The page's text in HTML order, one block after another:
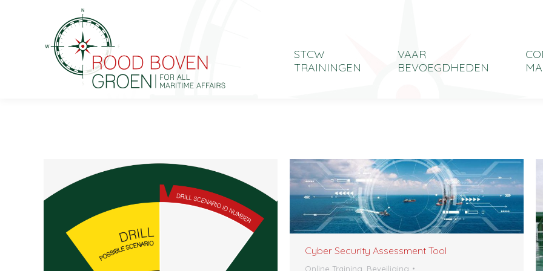
STCW
TRAININGEN
VAAR
BEVOEGDHEDEN
Cyber Security Assessment Tool
Online Training, Beveiliging